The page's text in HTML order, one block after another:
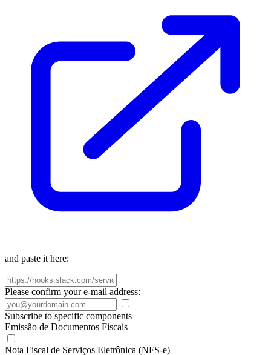
and paste it here:
Please confirm your e-mail address:
Subscribe to specific components
Emissão de Documentos Fiscais
Nota Fiscal de Serviços Eletrônica (NFS-e)